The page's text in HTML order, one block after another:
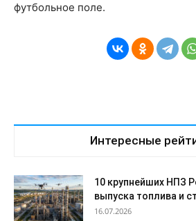
футбольное поле.
Интересные
10 крупнейших НПЗ
выпуска топлива и
16.07.2026